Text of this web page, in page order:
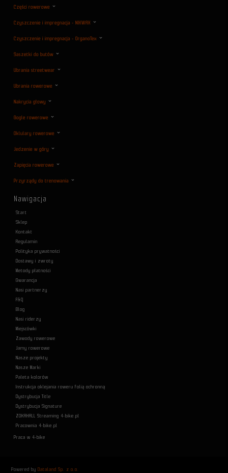
Części rowerowe
Czyszczenie i impregnacja - NIKWAX
Czyszczenie i impregnacja - OrganoTex
Saszetki do butów
Ubrania streetwear
Ubrania rowerowe
Nakrycia głowy
Gogle rowerowe
Oklulary rowerowe
Jedzenie w góry
Zapięcia rowerowe
Przyrządy do trenowania
Nawigacja
Start
Sklep
Kontakt
Regulamin
Polityka prywatności
Dostawy i zwroty
Metody płatności
Gwarancja
Nasi partnerzy
F&Q
Blog
Nasi riderzy
Miejscówki
Zawody rowerowe
Jamy rowerowe
Nasze projekty
Nasze Marki
Paleta kolorów
Instrukcja oklejania roweru folią ochronną
Dystrybucja Title
Dystrybucja Signature
ZOKAHALL Streaming 4-bike.pl
Pracownia 4-bike.pl
Praca w 4-bike
Powered by Dataland Sp. z o.o.